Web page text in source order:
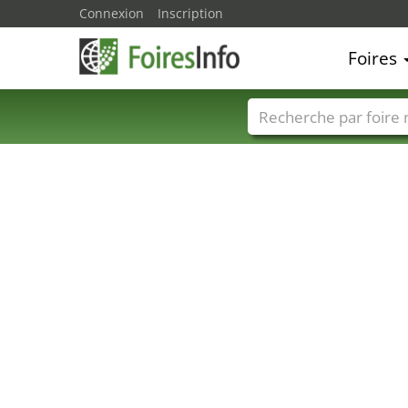
Connexion Inscription
Foires
Foire noms Pays